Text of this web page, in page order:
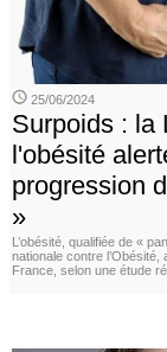
25/06/2024
Surpoids : la
l'obésité
progression
»
L’obésité, qualifiée de «
nationale contre
France, selon une étude